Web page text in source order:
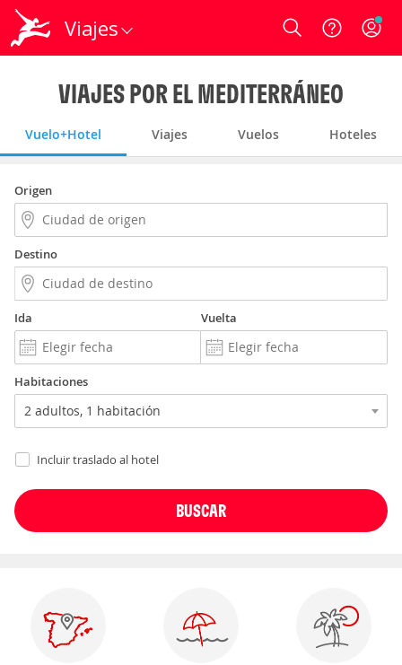
Viajes Login
VIAJES POR EL MEDITERRÁNEO
Vuelo+Hotel Viajes Vuelos Hoteles
Origen
Destino
Ida Vuelta
Habitaciones
Incluir traslado al hotel